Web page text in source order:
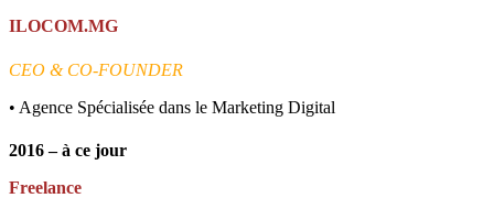
ILOCOM.MG
CEO & CO-FOUNDER
• Agence Spécialisée dans le Marketing Digital
2016 – à ce jour
Freelance